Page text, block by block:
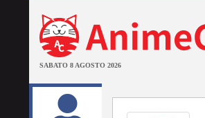
SABATO 8 AGOSTO 2026